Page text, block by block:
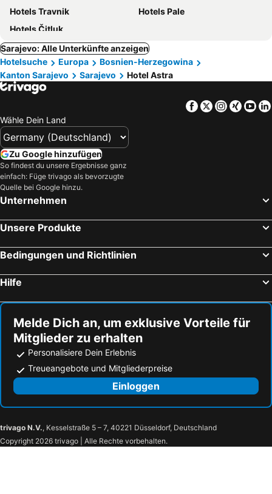
Hotels Travnik
Hotels Pale
Hotels Čitluk
Sarajevo: Alle Unterkünfte anzeigen
Hotelsuche
Europa
Bosnien-Herzegowina
Kanton Sarajevo
Sarajevo Hotel Astra
Facebook
TwitterXing
Wähle Dein Land
Zu Google hinzufügen
So findest du unsere Ergebnisse ganz
einfach: Füge trivago als bevorzugte
Quelle bei Google hinzu.
Unternehmen
Unsere Produkte
Bedingungen und Richtlinien
Hilfe
Melde Dich an, um exklusive Vorteile für
Mitglieder zu erhalten
Personalisiere Dein Erlebnis
Treueangebote und Mitgliederpreise
Einloggen
trivago N.V., Kesselstraße 5 – 7, 40221 Düsseldorf, Deutschland
Copyright 2026 trivago | Alle Rechte vorbehalten.